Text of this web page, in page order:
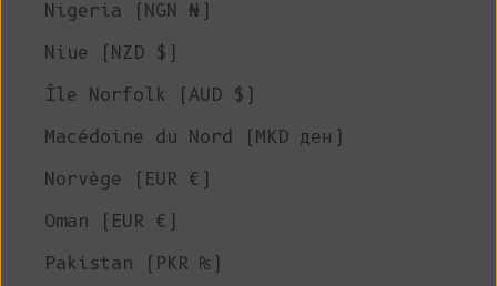
Nigeria (NGN ₦)
Niue (NZD $)
Île Norfolk (AUD $)
Macédoine du Nord (MKD ден)
Norvège (EUR €)
Oman (EUR €)
Pakistan (PKR ₨)